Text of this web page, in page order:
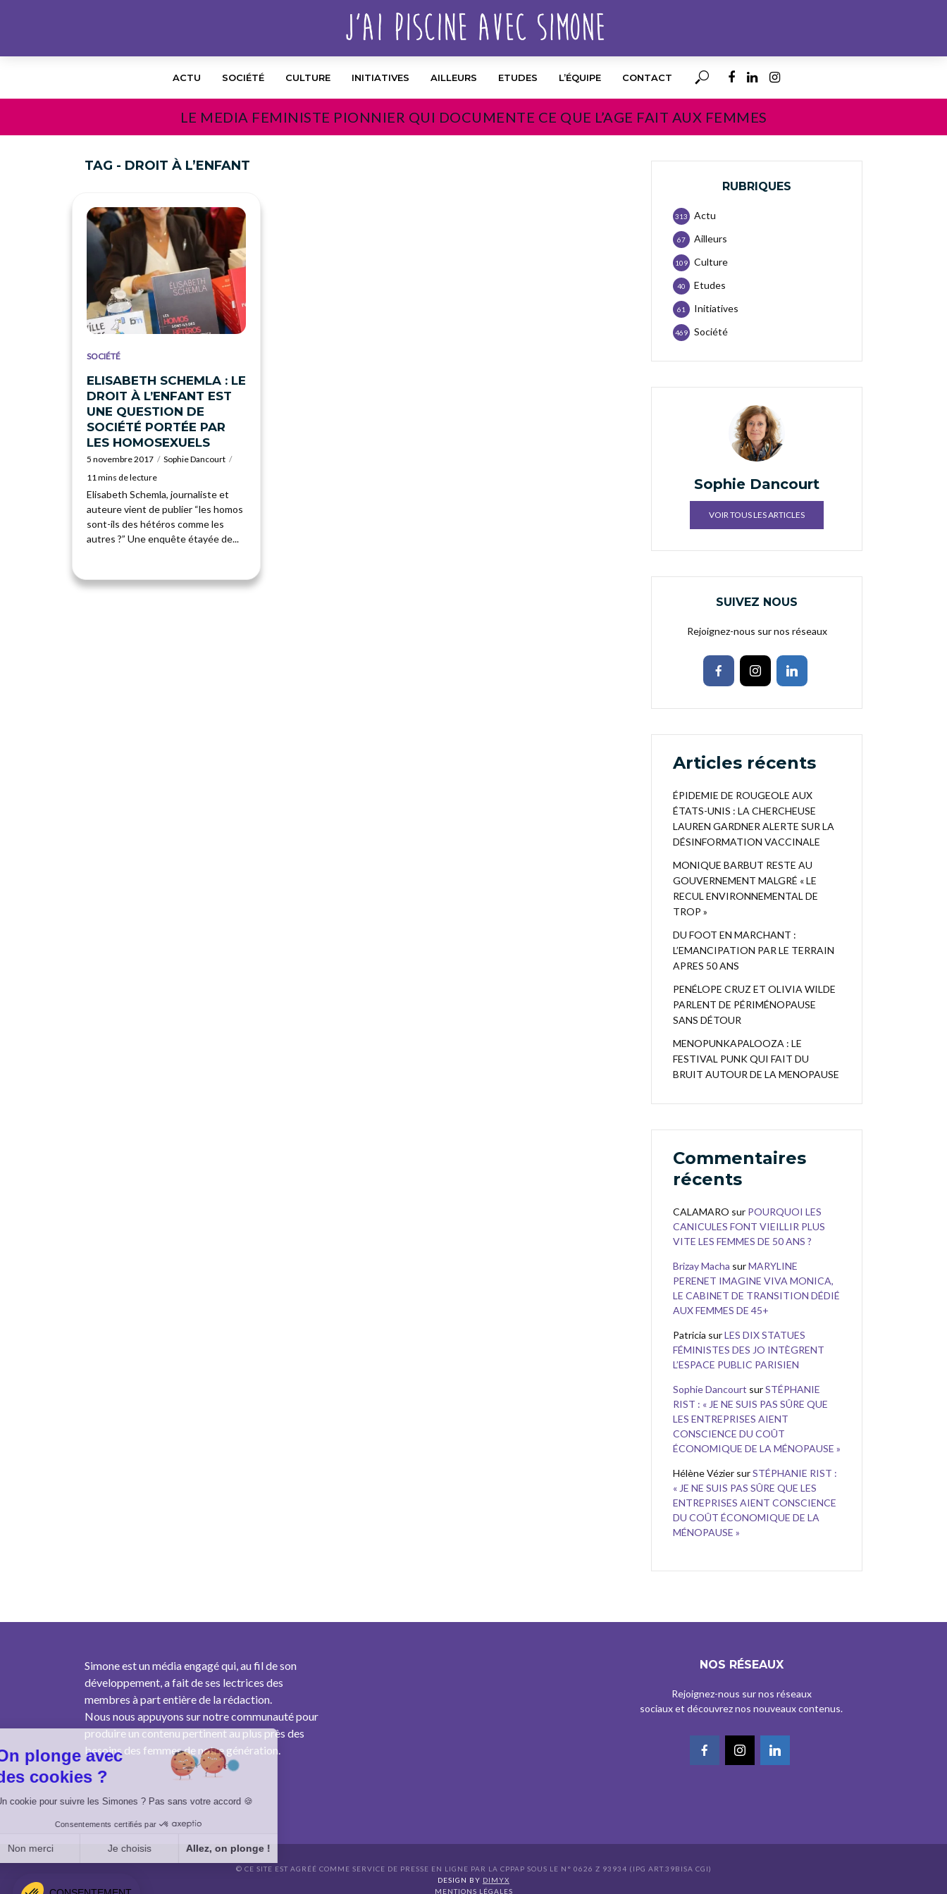
ACTU SOCIÉTÉ CULTURE INITIATIVES AILLEURS ETUDES L’ÉQUIPE CONTACT
LE MEDIA FEMINISTE PIONNIER QUI DOCUMENTE CE QUE L’AGE FAIT AUX FEMMES
TAG - DROIT À L’ENFANT
SOCIÉTÉ
ELISABETH SCHEMLA : LE
DROIT À L’ENFANT EST
UNE QUESTION DE
SOCIÉTÉ PORTÉE PAR
LES HOMOSEXUELS
5 novembre 2017
Sophie Dancourt
11 mins de lecture
Elisabeth Schemla, journaliste et
auteure vient de publier “les homos
sont-ils des hétéros comme les
autres ?” Une enquête étayée de...
RUBRIQUES
Actu
313
Ailleurs
67
Culture
109
Etudes
40
Initiatives
61
Société
469
Sophie Dancourt
VOIR TOUS LES ARTICLES
SUIVEZ NOUS
Rejoignez-nous sur nos réseaux
Articles récents
ÉPIDEMIE DE ROUGEOLE AUX
ÉTATS-UNIS : LA CHERCHEUSE
LAUREN GARDNER ALERTE SUR LA
DÉSINFORMATION VACCINALE
MONIQUE BARBUT RESTE AU
GOUVERNEMENT MALGRÉ « LE
RECUL ENVIRONNEMENTAL DE
TROP »
DU FOOT EN MARCHANT :
L’EMANCIPATION PAR LE TERRAIN
APRES 50 ANS
PENÉLOPE CRUZ ET OLIVIA WILDE
PARLENT DE PÉRIMÉNOPAUSE
SANS DÉTOUR
MENOPUNKAPALOOZA : LE
FESTIVAL PUNK QUI FAIT DU
BRUIT AUTOUR DE LA MENOPAUSE
Commentaires
récents
CALAMARO sur POURQUOI LES
CANICULES FONT VIEILLIR PLUS
VITE LES FEMMES DE 50 ANS ?
Brizay Macha surMARYLINE
PERENET IMAGINE VIVA MONICA,
LE CABINET DE TRANSITION DÉDIÉ
AUX FEMMES DE 45+
Patricia surLES DIX STATUES
FÉMINISTES DES JO INTÈGRENT
L’ESPACE PUBLIC PARISIEN
Sophie Dancourt surSTÉPHANIE
RIST : « JE NE SUIS PAS SÛRE QUE
LES ENTREPRISES AIENT
CONSCIENCE DU COÛT
ÉCONOMIQUE DE LA MÉNOPAUSE »
Hélène Vézier surSTÉPHANIE RIST :
« JE NE SUIS PAS SÛRE QUE LES
ENTREPRISES AIENT CONSCIENCE
DU COÛT ÉCONOMIQUE DE LA
MÉNOPAUSE »
Simone est un média engagé qui, au fil de son
développement, a fait de ses lectrices des
membres à part entière de la rédaction.
Nous nous appuyons sur notre communauté pour
produire un contenu pertinent au plus près des
besoins des femmes de notre génération.
NOS RÉSEAUX
Rejoignez-nous sur nos réseaux
sociaux et découvrez nos nouveaux contenus.
© CE SITE EST AGRÉÉ COMME SERVICE DE PRESSE EN LIGNE PAR LA CPPAP SOUS LE N° 0626 Z 93934 (IPG ART.39BISA CGI)
DESIGN BY DIMYX
MENTIONS LÉGALES
On plonge avec
des cookies ?
Un cookie pour suivre les Simones ? Pas sans votre accord 🍪
Consentements certifiés par
Non merci Je choisis Allez, on plonge !
Plateforme de Gestion du Consentement : Personnalisez vos Options